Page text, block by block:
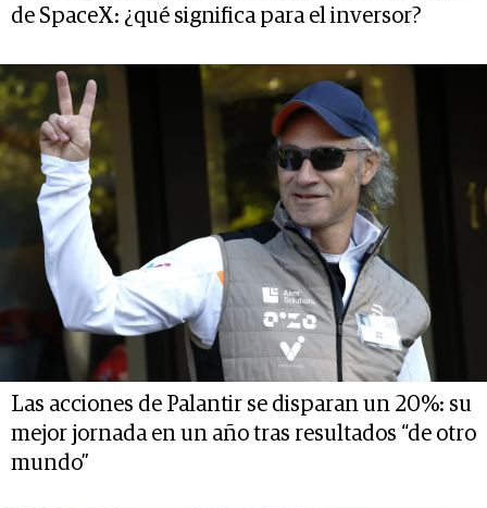
de SpaceX: ¿qué significa para el inversor?
Las acciones de Palantir se disparan un 20%: su
mejor jornada en un año tras resultados “de otro
mundo”